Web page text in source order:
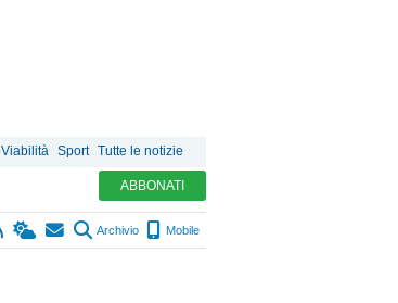
Viabilità Sport Tutte le notizie
ABBONATI
Archivio Mobile